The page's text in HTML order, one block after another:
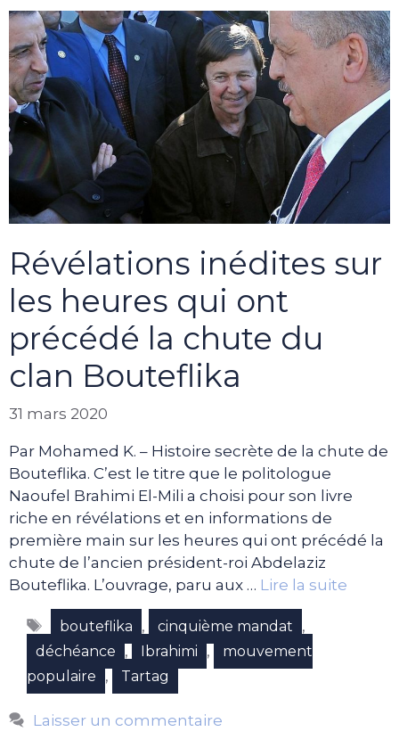
Révélations inédites sur
les heures qui ont
précédé la chute du
clan Bouteflika
31 mars 2020
Par Mohamed K. – Histoire secrète de la chute de
Bouteflika. C’est le titre que le politologue
Naoufel Brahimi El-Mili a choisi pour son livre
riche en révélations et en informations de
première main sur les heures qui ont précédé la
chute de l’ancien président-roi Abdelaziz
Bouteflika. L’ouvrage, paru aux … Lire la suite
Étiquettes
bouteflika , cinquième mandat ,
déchéance , Ibrahimi ,
mouvement
populaire
, Tartag
Laisser un commentaire